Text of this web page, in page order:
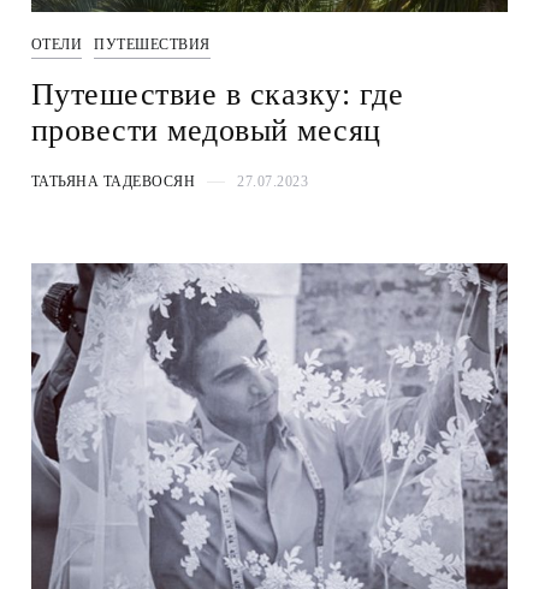
ОТЕЛИ ПУТЕШЕСТВИЯ
Путешествие в сказку: где
провести медовый месяц
ТАТЬЯНА ТАДЕВОСЯН 27.07.2023